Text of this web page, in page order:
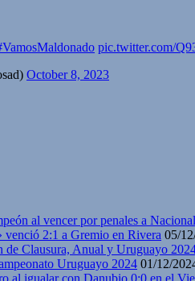
pic.twitter.com/
October 8, 2023
al vencer por penales a Nacional
2:1 a Gremio en Rivera 05/
de Clausura, Anual y Uruguayo
Uruguayo 2024 01/12/